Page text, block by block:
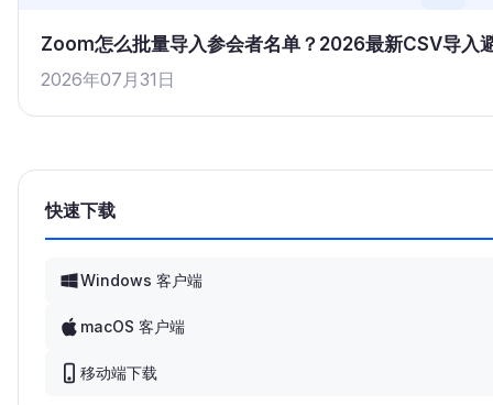
Zoom怎么批量导入参会者名单？2026最新CSV导入
2026年07月31日
快速下载
Windows 客户端
macOS 客户端
移动端下载